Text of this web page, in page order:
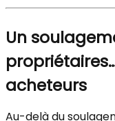
Un
acheteurs
Au-delà du